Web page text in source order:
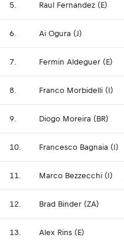
5. Raul Fernandez (E)
6. Ai Ogura (J)
7. Fermin Aldeguer (E)
8. Franco Morbidelli (I)
9. Diogo Moreira (BR)
10. Francesco Bagnaia (I)
11. Marco Bezzecchi (I)
12. Brad Binder (ZA)
13. Alex Rins (E)